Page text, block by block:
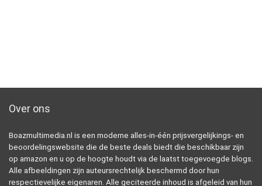
Over ons
Boazmultimedia.nl is een moderne alles-in-één prijsvergelijkings- en
beoordelingswebsite die de beste deals biedt die beschikbaar zijn
op amazon en u op de hoogte houdt via de laatst toegevoegde blogs.
Alle afbeeldingen zijn auteursrechtelijk beschermd door hun
respectievelijke eigenaren. Alle geciteerde inhoud is afgeleid van hun